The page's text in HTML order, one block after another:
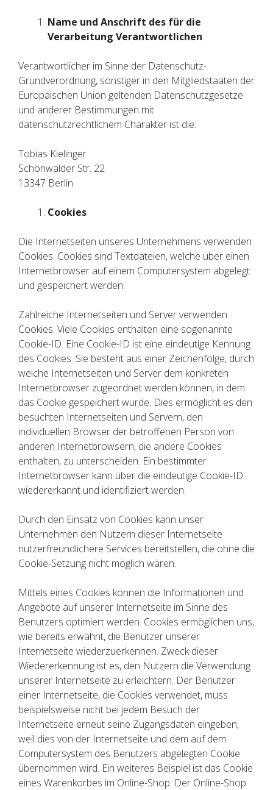
Name und Anschrift des für die
Verarbeitung Verantwortlichen
Verantwortlicher im Sinne der Datenschutz-
Grundverordnung, sonstiger in den Mitgliedstaaten der
Europäischen Union geltenden Datenschutzgesetze
und anderer Bestimmungen mit
datenschutzrechtlichem Charakter ist die:
Tobias Kielinger
Schönwalder Str. 22
13347 Berlin
Cookies
Die Internetseiten unseres Unternehmens verwenden
Cookies. Cookies sind Textdateien, welche über einen
Internetbrowser auf einem Computersystem abgelegt
und gespeichert werden.
Zahlreiche Internetseiten und Server verwenden
Cookies. Viele Cookies enthalten eine sogenannte
Cookie-ID. Eine Cookie-ID ist eine eindeutige Kennung
des Cookies. Sie besteht aus einer Zeichenfolge, durch
welche Internetseiten und Server dem konkreten
Internetbrowser zugeordnet werden können, in dem
das Cookie gespeichert wurde. Dies ermöglicht es den
besuchten Internetseiten und Servern, den
individuellen Browser der betroffenen Person von
anderen Internetbrowsern, die andere Cookies
enthalten, zu unterscheiden. Ein bestimmter
Internetbrowser kann über die eindeutige Cookie-ID
wiedererkannt und identifiziert werden.
Durch den Einsatz von Cookies kann unser
Unternehmen den Nutzern dieser Internetseite
nutzerfreundlichere Services bereitstellen, die ohne die
Cookie-Setzung nicht möglich wären.
Mittels eines Cookies können die Informationen und
Angebote auf unserer Internetseite im Sinne des
Benutzers optimiert werden. Cookies ermöglichen uns,
wie bereits erwähnt, die Benutzer unserer
Internetseite wiederzuerkennen. Zweck dieser
Wiedererkennung ist es, den Nutzern die Verwendung
unserer Internetseite zu erleichtern. Der Benutzer
einer Internetseite, die Cookies verwendet, muss
beispielsweise nicht bei jedem Besuch der
Internetseite erneut seine Zugangsdaten eingeben,
weil dies von der Internetseite und dem auf dem
Computersystem des Benutzers abgelegten Cookie
übernommen wird. Ein weiteres Beispiel ist das Cookie
eines Warenkorbes im Online-Shop. Der Online-Shop